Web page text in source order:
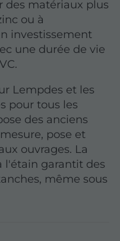
des matériaux plus
ou à
investissement
une durée de vie
Lempdes et les
pour tous les
des anciens
pose et
ouvrages. La
l'étain garantit des
même sous